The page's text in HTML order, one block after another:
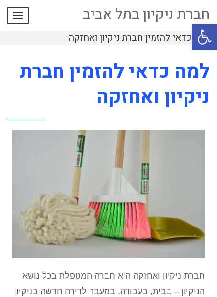
פתח סרגל נגישות
חברת ניקיון בתל אביב
למה כדאי להזמין חברת ניקיון ואחזקה
למה כדאי להזמין חברת
ניקיון ואחזקה
חברת ניקיון ואחזקה היא חברה המטפלת בכל נושא
הניקיון – בבית, בעבודה, במעבר לדירה חדשה בניקיון